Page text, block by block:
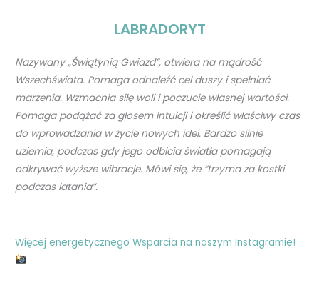
LABRADORYT
Nazywany „Świątynią Gwiazd”, otwiera na mądrość
Wszechświata. Pomaga odnaleźć cel duszy i spełniać
marzenia. Wzmacnia siłę woli i poczucie własnej wartości.
Pomaga podążać za głosem intuicji i określić właściwy czas
do wprowadzania w życie nowych idei. Bardzo silnie
uziemia, podczas gdy jego odbicia światła pomagają
odkrywać wyższe wibracje. Mówi się,że “trzyma za kostki
podczas latania”.
Więcej energetycznego Wsparcia na naszym Instagramie!